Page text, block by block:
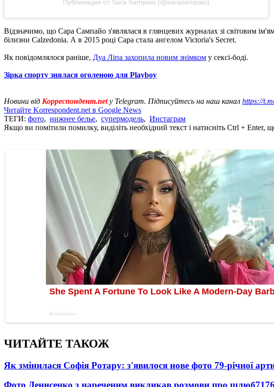
Публикация от Sara Sampaio (@sarasampaio)
Відзначимо, що Сара Сампайо з'являлася в глянцевих журналах зі світовим
білизни Calzedoniа. А в 2015 році Сара стала ангелом Victoria's Secret.
Як повідомлялося раніше, Дуа Ліпа захопила новим знімком у сексі-боді.
Зірка спорту знялася оголеною для Playboy
Новини від Корреспондент.netу Telegram. Підписуйтесь на наш канал https://
Читайте Korrespondent.net в Google News
ТЕГИ: фото, нижнее белье, супермодель, Инстаграм
Якщо ви помітили помилку, виділіть необхідний текст і натисніть Ctrl + Enter,
ЧИТАЙТЕ ТАКОЖ
Як змінилася Софія Ротару: з'явилося нове фото 79-річної
Фото Денисенко з нареченим викликав розмови про шлюб7176